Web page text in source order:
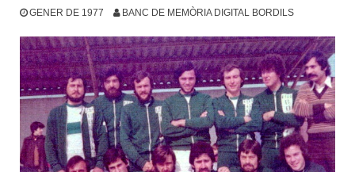
GENER DE 1977 BANC DE MEMÒRIA DIGITAL BORDILS